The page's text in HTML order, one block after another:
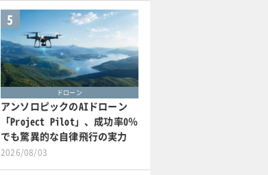
5
ドローン
アンソロピックのAIドローン
「Project Pilot」、成功率0％
でも驚異的な自律飛行の実力
2026/08/03